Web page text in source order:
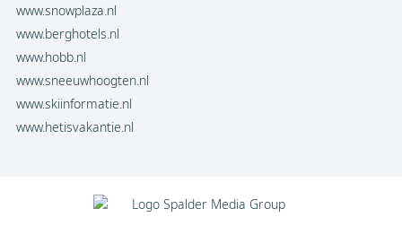
www.snowplaza.nl
www.berghotels.nl
www.hobb.nl
www.sneeuwhoogten.nl
www.skiinformatie.nl
www.hetisvakantie.nl